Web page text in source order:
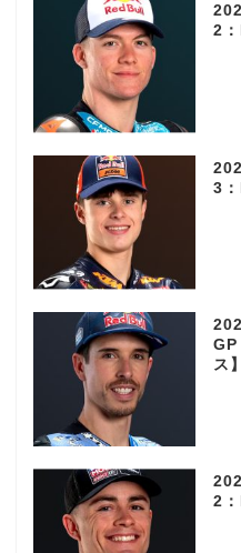
2：
3：
GP
ス】
2：